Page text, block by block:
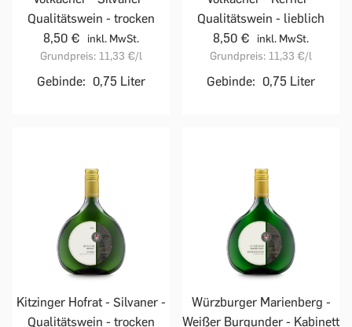
Qualitätswein - trocken
8,50 €
inkl. MwSt.
Grundpreis: 11,33 €/l
Gebinde: 0,75 Liter
Qualitätswein - lieblich
8,50 €
inkl. MwSt.
Grundpreis: 11,33 €/l
Gebinde: 0,75 Liter
Kitzinger Hofrat - Silvaner -
Qualitätswein - trocken
Würzburger Marienberg -
Weißer Burgunder - Kabinett